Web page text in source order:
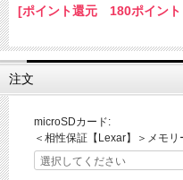
[ポイント還元 180ポイント
注文
microSDカード:
＜相性保証【Lexar】＞メモリ